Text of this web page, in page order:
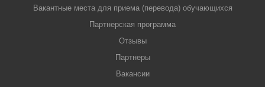
Вакантные места для приема (перевода) обучающихся
Партнерская программа
Отзывы
Партнеры
Вакансии